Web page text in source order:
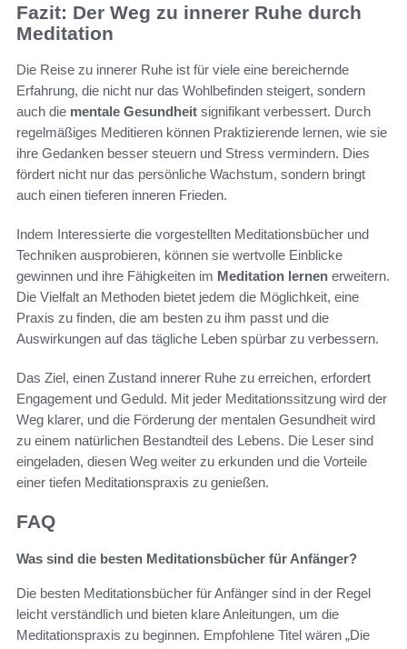
Fazit: Der Weg zu innerer Ruhe durch
Meditation
Die Reise zu innerer Ruhe ist für viele eine bereichernde
Erfahrung, die nicht nur das Wohlbefinden steigert, sondern
auch die mentale Gesundheit signifikant verbessert. Durch
regelmäßiges Meditieren können Praktizierende lernen, wie sie
ihre Gedanken besser steuern und Stress vermindern. Dies
fördert nicht nur das persönliche Wachstum, sondern bringt
auch einen tieferen inneren Frieden.
Indem Interessierte die vorgestellten Meditationsbücher und
Techniken ausprobieren, können sie wertvolle Einblicke
gewinnen und ihre Fähigkeiten im Meditation lernen erweitern.
Die Vielfalt an Methoden bietet jedem die Möglichkeit, eine
Praxis zu finden, die am besten zu ihm passt und die
Auswirkungen auf das tägliche Leben spürbar zu verbessern.
Das Ziel, einen Zustand innerer Ruhe zu erreichen, erfordert
Engagement und Geduld. Mit jeder Meditationssitzung wird der
Weg klarer, und die Förderung der mentalen Gesundheit wird
zu einem natürlichen Bestandteil des Lebens. Die Leser sind
eingeladen, diesen Weg weiter zu erkunden und die Vorteile
einer tiefen Meditationspraxis zu genießen.
FAQ
Was sind die besten Meditationsbücher für Anfänger?
Die besten Meditationsbücher für Anfänger sind in der Regel
leicht verständlich und bieten klare Anleitungen, um die
Meditationspraxis zu beginnen. Empfohlene Titel wären „Die